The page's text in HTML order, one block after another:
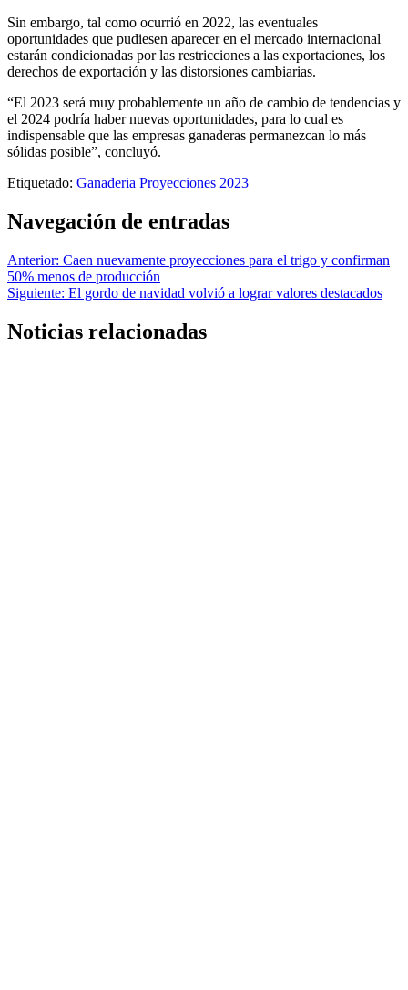
Sin embargo, tal como ocurrió en 2022, las eventuales
oportunidades que pudiesen aparecer en el mercado internacional
estarán condicionadas por las restricciones a las exportaciones, los
derechos de exportación y las distorsiones cambiarias.
“El 2023 será muy probablemente un año de cambio de tendencias y
el 2024 podría haber nuevas oportunidades, para lo cual es
indispensable que las empresas ganaderas permanezcan lo más
sólidas posible”, concluyó.
Etiquetado: Ganaderia Proyecciones 2023
Navegación de entradas
Anterior: Caen nuevamente proyecciones para el trigo y confirman
50% menos de producción
Siguiente: El gordo de navidad volvió a lograr valores destacados
Noticias relacionadas